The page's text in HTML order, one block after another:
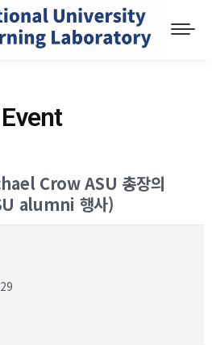
Event
Crow ASU 총장의
alumni 행사)